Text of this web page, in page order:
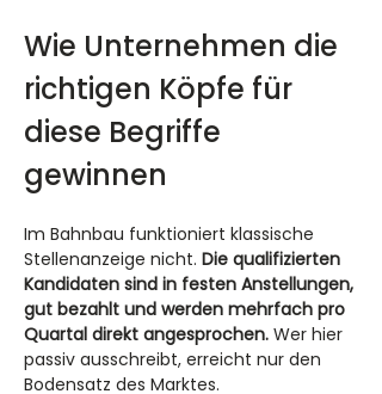
Wie Unternehmen die
richtigen Köpfe für
diese Begriffe
gewinnen
Im Bahnbau funktioniert klassische
Stellenanzeige nicht. Die qualifizierten
Kandidaten sind in festen Anstellungen,
gut bezahlt und werden mehrfach pro
Quartal direkt angesprochen. Wer hier
passiv ausschreibt, erreicht nur den
Bodensatz des Marktes.